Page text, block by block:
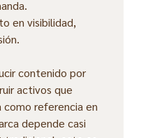
en visibilidad,
contenido por
activos que
como referencia en
depende casi